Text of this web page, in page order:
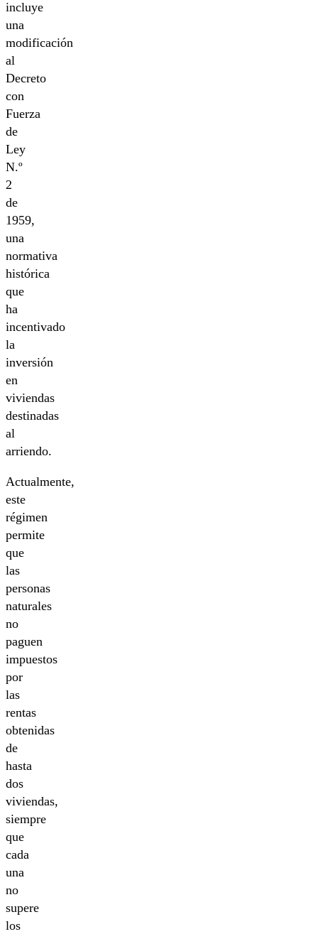
incluye
una
modificación
al
Decreto
con
Fuerza
de
Ley
N.º
2
de
1959,
una
normativa
histórica
que
ha
incentivado
la
inversión
en
viviendas
destinadas
al
arriendo.
Actualmente,
este
régimen
permite
que
las
personas
naturales
no
paguen
impuestos
por
las
rentas
obtenidas
de
hasta
dos
viviendas,
siempre
que
cada
una
no
supere
los